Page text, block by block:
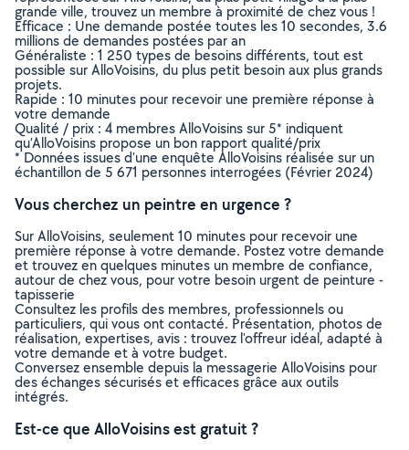
grande ville, trouvez un membre à proximité de chez vous !
Efficace : Une demande postée toutes les 10 secondes, 3.6
millions de demandes postées par an
Généraliste : 1 250 types de besoins différents, tout est
possible sur AlloVoisins, du plus petit besoin aux plus grands
projets.
Rapide : 10 minutes pour recevoir une première réponse à
votre demande
Qualité / prix : 4 membres AlloVoisins sur 5* indiquent
qu’AlloVoisins propose un bon rapport qualité/prix
* Données issues d’une enquête AlloVoisins réalisée sur un
échantillon de 5 671 personnes interrogées (Février 2024)
Vous cherchez un peintre en urgence ?
Sur AlloVoisins, seulement 10 minutes pour recevoir une
première réponse à votre demande. Postez votre demande
et trouvez en quelques minutes un membre de confiance,
autour de chez vous, pour votre besoin urgent de peinture -
tapisserie
Consultez les profils des membres, professionnels ou
particuliers, qui vous ont contacté. Présentation, photos de
réalisation, expertises, avis : trouvez l'offreur idéal, adapté à
votre demande et à votre budget.
Conversez ensemble depuis la messagerie AlloVoisins pour
des échanges sécurisés et efficaces grâce aux outils
intégrés.
Est-ce que AlloVoisins est gratuit ?